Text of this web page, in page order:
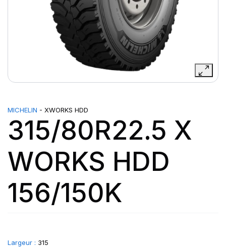
MICHELIN - XWORKS HDD
315/80R22.5 X
WORKS HDD
156/150K
Largeur : 315